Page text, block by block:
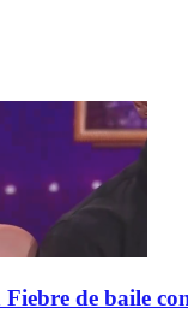
de baile